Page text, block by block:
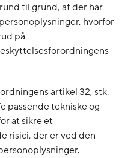
til grund, at der har
hvorfor
på
artikel 32, stk.
passende tekniske og
at sikre et
risici, der er ved den